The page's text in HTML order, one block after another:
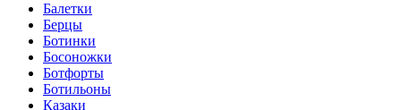
Балетки
Берцы
Ботинки
Босоножки
Ботфорты
Ботильоны
Казаки